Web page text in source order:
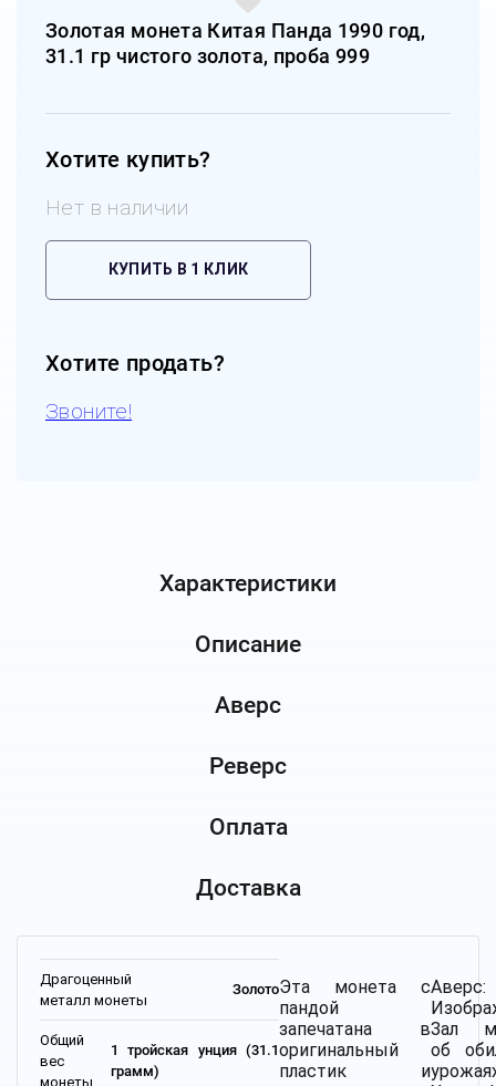
Золотая монета Китая Панда 1990 год,
31.1 гр чистого золота, проба 999
Хотите купить?
Нет в наличии
КУПИТЬ В 1 КЛИК
Хотите продать?
Звоните!
Характеристики
Описание
Аверс
Реверс
Оплата
Доставка
Драгоценный
металл монеты
Золото
Общий
вес
монеты
1 тройская унция (31.1
грамм)
Эта монета с
пандой
запечатана в
оригинальный
пластик и
Аверс:
Зал
об